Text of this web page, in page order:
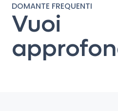
DOMANTE FREQUENTI
Vuoi